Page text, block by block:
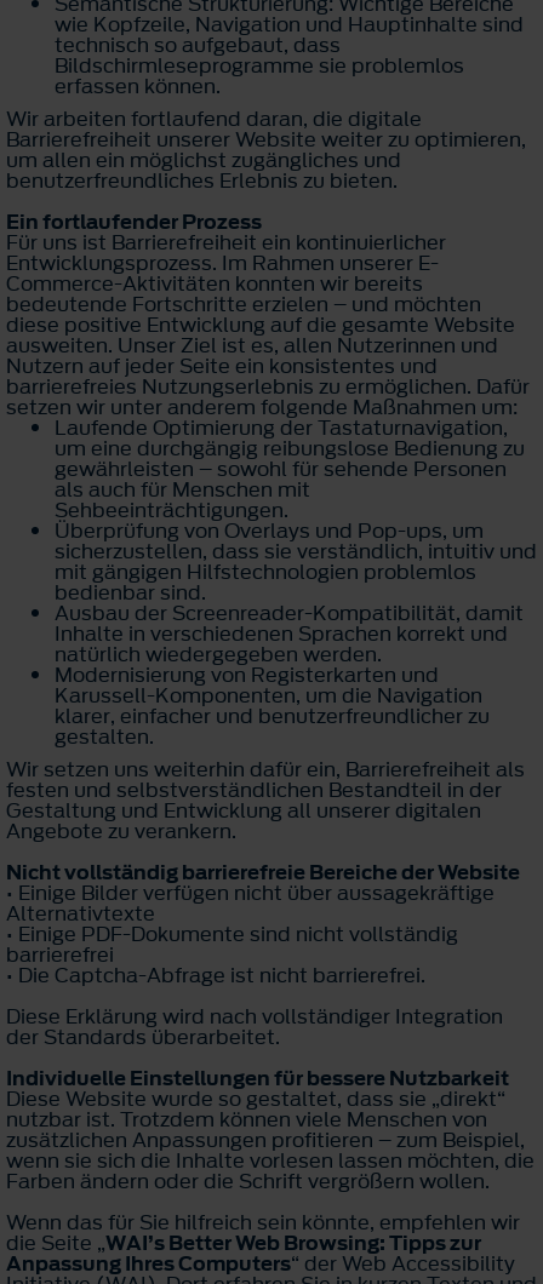
wie Kopfzeile, Navigation und Hauptinhalte sind
technisch so aufgebaut, dass
Bildschirmleseprogramme sie problemlos
erfassen können.
Wir arbeiten fortlaufend daran, die digitale
Barrierefreiheit unserer Website weiter zu optimieren,
um allen ein möglichst zugängliches und
benutzerfreundliches Erlebnis zu bieten.
Ein fortlaufender Prozess
Für uns ist Barrierefreiheit ein kontinuierlicher
Entwicklungsprozess. Im Rahmen unserer E-
Commerce-Aktivitäten konnten wir bereits
bedeutende Fortschritte erzielen – und möchten
diese positive Entwicklung auf die gesamte Website
ausweiten. Unser Ziel ist es, allen Nutzerinnen und
Nutzern auf jeder Seite ein konsistentes und
barrierefreies Nutzungserlebnis zu ermöglichen. Dafür
setzen wir unter anderem folgende Maßnahmen um:
Laufende Optimierung der Tastaturnavigation,
um eine durchgängig reibungslose Bedienung zu
gewährleisten – sowohl für sehende Personen
als auch für Menschen mit
Sehbeeinträchtigungen.
Überprüfung von Overlays und Pop-ups, um
sicherzustellen, dass sie verständlich, intuitiv und
mit gängigen Hilfstechnologien problemlos
bedienbar sind.
Ausbau der Screenreader-Kompatibilität, damit
Inhalte in verschiedenen Sprachen korrekt und
natürlich wiedergegeben werden.
Modernisierung von Registerkarten und
Karussell-Komponenten, um die Navigation
klarer, einfacher und benutzerfreundlicher zu
gestalten.
Wir setzen uns weiterhin dafür ein, Barrierefreiheit als
festen und selbstverständlichen Bestandteil in der
Gestaltung und Entwicklung all unserer digitalen
Angebote zu verankern.
Nicht vollständig barrierefreie Bereiche der Website
• Einige Bilder verfügen nicht über aussagekräftige
Alternativtexte
• Einige PDF-Dokumente sind nicht vollständig
barrierefrei
• Die Captcha-Abfrage ist nicht barrierefrei.
Diese Erklärung wird nach vollständiger Integration
der Standards überarbeitet.
Individuelle Einstellungen für bessere Nutzbarkeit
Diese Website wurde so gestaltet, dass sie „direkt“
nutzbar ist. Trotzdem können viele Menschen von
zusätzlichen Anpassungen profitieren – zum Beispiel,
wenn sie sich die Inhalte vorlesen lassen möchten, die
Farben ändern oder die Schrift vergrößern wollen.
Wenn das für Sie hilfreich sein könnte, empfehlen wir
die Seite „WAI’s Better Web Browsing: Tipps zur
Anpassung Ihres Computers“ der Web Accessibility